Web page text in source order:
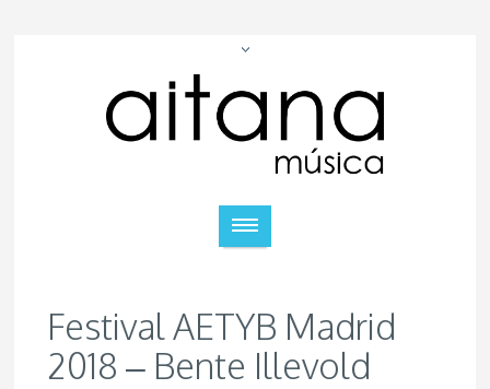
Festival AETYB Madrid
2018 – Bente Illevold